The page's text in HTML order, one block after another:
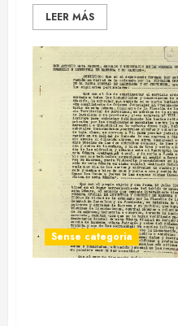
LEER MÁS
Sense categoria